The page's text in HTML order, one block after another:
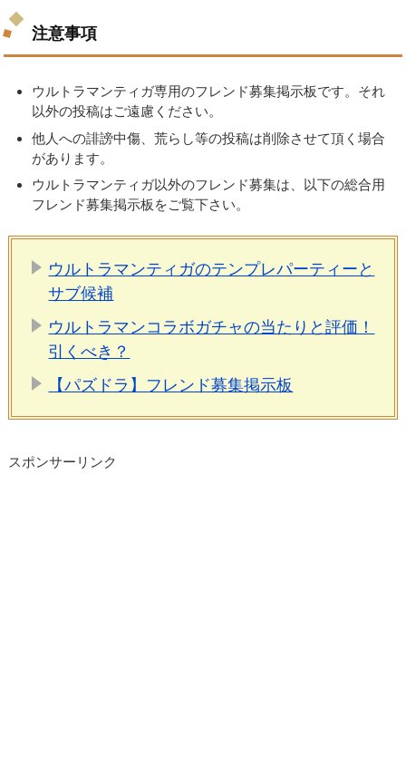
注意事項
ウルトラマンティガ専用のフレンド募集掲示板です。それ
以外の投稿はご遠慮ください。
他人への誹謗中傷、荒らし等の投稿は削除させて頂く場合
があります。
ウルトラマンティガ以外のフレンド募集は、以下の総合用
フレンド募集掲示板をご覧下さい。
ウルトラマンティガのテンプレパーティーと
サブ候補
ウルトラマンコラボガチャの当たりと評価！
引くべき？
【パズドラ】フレンド募集掲示板
スポンサーリンク